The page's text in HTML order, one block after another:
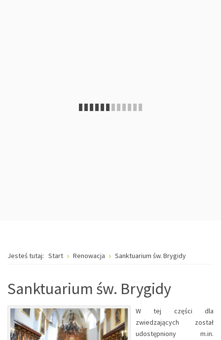
Jesteś tutaj: Start Renowacja Sanktuarium św. Brygidy
Sanktuarium św. Brygidy
W tej części dla
zwiedzających został
udostępniony m.in.